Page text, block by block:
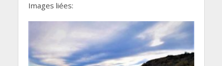
Images liées: